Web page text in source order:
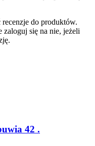
do produktów.
zaloguj się na nie, jeżeli
42 .